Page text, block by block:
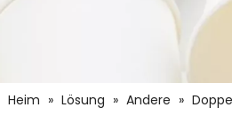
Heim » Lösung » Andere »